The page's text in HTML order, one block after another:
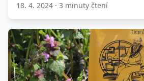
18. 4. 2024 · 3 minuty čtení